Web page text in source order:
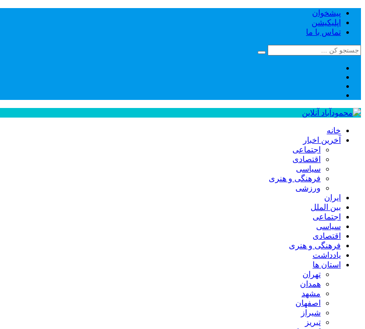
پیشخوان
اپلیکیشن
تماس با ما
خانه
آخرین اخبار
اجتماعی
اقتصادی
سیاسی
فرهنگی و هنری
ورزشی
ایران
بین الملل
اجتماعی
سیاسی
اقتصادی
فرهنگی و هنری
یادداشت
استان ها
تهران
همدان
مشهد
اصفهان
شیراز
تبریز